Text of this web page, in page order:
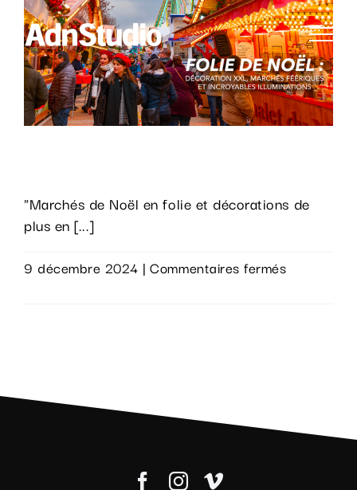
Passer
contenu
"Marchés de Noël en folie et décorations de
plus en [...]
9 décembre 2024 | Commentaires ferméssur